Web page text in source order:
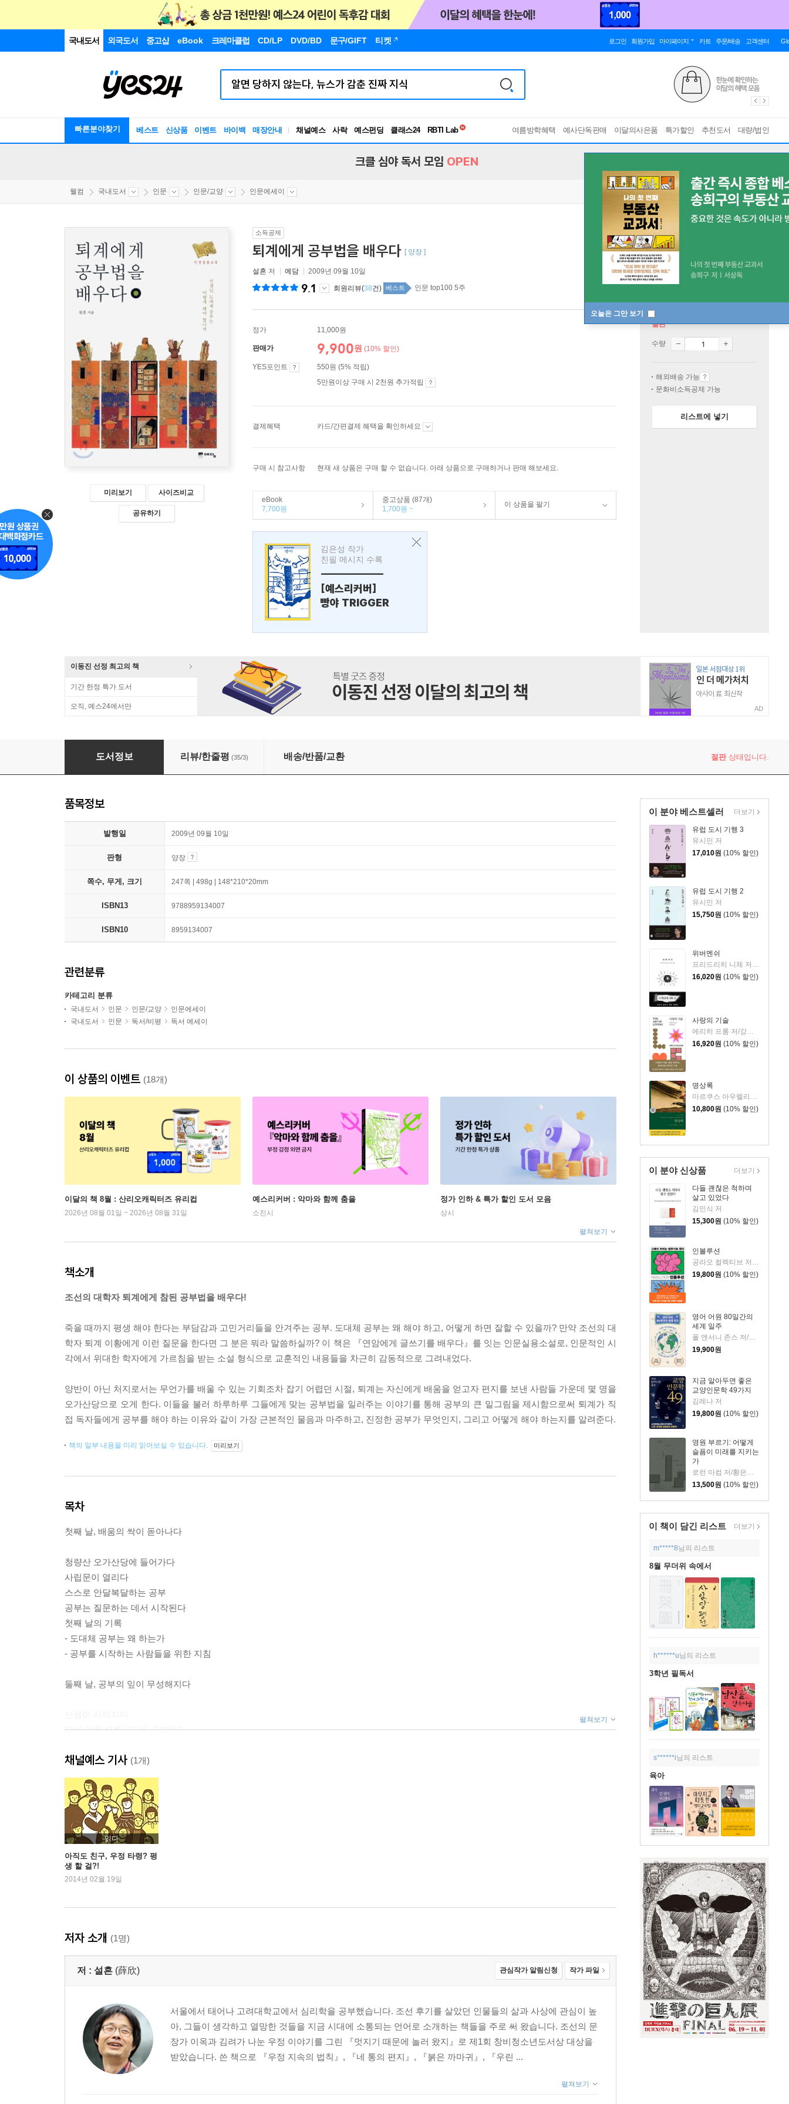
국내도서 외국도서 중고샵 eBook 크레마클럽 CD/LP DVD/BD 문구/GIFT 티켓 로그인 회원가입 마이페이지 카트 주문/배송 고객센터
빠른분야찾기 베스트 신상품 이벤트 바이백 매장안내 채널예스 사락 예스펀딩 클래스24
RBTI Lab
독서유형검사
여름방학혜택 예사단독판매 이달의사은품 특가할인 추천도서 대량/법인
오늘은 그만 보기
크클 심야 독서 모임 OPEN
웰컴 국내도서 인문 인문/교양 인문에세이
미리보기 사이즈비교
공유하기
소득공제
퇴계에게 공부법을 배우다 [ 양장 ]
설흔 저 예담 2009년 09월 10일
9.1 회원리뷰(38건) 베스트 인문 top100 5주
정가 11,000원
판매가 9,900원 (10% 할인)
YES포인트
550원 (5% 적립)
5만원이상 구매 시 2천원 추가적립
결제혜택 카드/간편결제 혜택을 확인하세요
구매 시 참고사항 현재 새 상품은 구매 할 수 없습니다. 아래 상품으로 구매하거나 판매 해보세요.
eBook
7,700원
중고상품 (87개)
1,700원 ~
이 상품을 팔기
김은성 작가
친필 메시지 수록
---------------
[예스리커버]
빵야 TRIGGER
절판
수량
해외배송 가능
문화비소득공제 가능
리스트에 넣기
이동진 선정 최고의 책
기간 한정 특가 도서
오직, 예스24에서만 AD
퇴계에게 공부법을 배우다
도서정보 리뷰/한줄평 (35/3) 배송/반품/교환 절판상태입니다.
이 분야 베스트셀러
유럽 도시 기행 3
유시민 저
17,010원 (10% 할인)
유럽 도시 기행 2
유시민 저
15,750원 (10% 할인)
위버멘쉬
프리드리히 니체 저/어나니머스 역
16,020원 (10% 할인)
사랑의 기술
에리히 프롬 저/강주헌 역
16,920원 (10% 할인)
명상록
마르쿠스 아우렐리우스 저/박문재 역
10,800원 (10% 할인)
더보기
이 분야 신상품
다들 괜찮은 척하며
살고 있었다
김민식 저
15,300원 (10% 할인)
인볼루션
19,800원 (10% 할인)
영어 어원 80일간의
세계 일주
폴 앤서니 존스 저/고정아 역
19,900원
지금 알아두면 좋은
교양인문학 49가지
김레나 저
19,800원 (10% 할인)
영원 부르기: 어떻게
슬픔이 미래를 지키는
가
13,500원 (10% 할인)
더보기
이 책이 담긴 리스트 더보기
m*****8님의 리스트
8월 무더위 속에서
h******u님의 리스트
3학년 필독서
s******i님의 리스트
육아
품목정보
발행일 2009년 09월 10일
판형 양장
쪽수, 무게, 크기 247쪽 | 498g | 148*210*20mm
ISBN13 9788959134007
ISBN10 8959134007
관련분류
카테고리 분류
국내도서 인문 인문/교양
인문에세이
국내도서
인문 독서/비평 독서 에세이
이 상품의 이벤트 (18개)
이달의 책 8월 : 산리오캐릭터즈 유리컵
2026년 08월 01일 ~ 2026년 08월 31일
예스리커버 : 악마와 함께 춤을
소진시
정가 인하 & 특가 할인 도서 모음
상시
펼쳐보기
책소개
조선의 대학자 퇴계에게 참된 공부법을 배우다!
죽을 때까지 평생 해야 한다는 부담감과 고민거리들을 안겨주는 공부. 도대체 공부는 왜 해야 하고, 어떻게 하면 잘할 수 있을까? 만약 조선의 대
학자 퇴계 이황에게 이런 질문을 한다면 그 분은 뭐라 말씀하실까? 이 책은 『연암에게 글쓰기를 배우다』를 잇는 인문실용소설로, 인문적인 시
각에서 위대한 학자에게 가르침을 받는 소설 형식으로 교훈적인 내용들을 차근히 감동적으로 그려내었다.
양반이 아닌 처지로서는 무언가를 배울 수 있는 기회조차 잡기 어렵던 시절, 퇴계는 자신에게 배움을 얻고자 편지를 보낸 사람들 가운데 몇 명을
오가산당으로 오게 한다. 이들을 불러 하루하루 그들에게 맞는 공부법을 일러주는 이야기를 통해 공부의 큰 밑그림을 제시함으로써 퇴계가 직
접 독자들에게 공부를 해야 하는 이유와 같이 가장 근본적인 물음과 마주하고, 진정한 공부가 무엇인지, 그리고 어떻게 해야 하는지를 알려준다.
책의 일부 내용을 미리 읽어보실 수 있습니다. 미리보기
목차
첫째 날, 배움의 싹이 돋아나다
청량산 오가산당에 들어가다
사립문이 열리다
스스로 안달복달하는 공부
공부는 질문하는 데서 시작된다
첫째 날의 기록
- 도대체 공부는 왜 하는가
- 공부를 시작하는 사람들을 위한 지침
둘째 날, 공부의 잎이 무성해지다
닭이 알을 부화시키듯 공부하라
나를 위한 공부
공부를 잘 한다는 것
둘째 날의 기록
- 공부하다 벽에 부딪힌 이들을 위한 지침
- 공부한 사람의 마음가짐은 어떠해야 하는가
셋째 날, 열매로 주위를 이롭게 하다
선생, 마을로 가다
- 일상에서 간단없이 이루어지는 공부
넷째 날, 씨앗이 되어 돌아가다
마지막 방문자를 만나다
새로운 이름을 받다
넷째 날의 기록
- 공부의 핵심은 무엇인가
펼쳐보기
채널예스 기사 (1개)
읽다
아직도 친구, 우정 타령? 평
생 할 걸?!
2014년 02월 19일
저자 소개 (1명)
저 : 설흔 (薛欣) 관심작가 알림신청 작가 파일
서울에서 태어나 고려대학교에서 심리학을 공부했습니다. 조선 후기를 살았던 인물들의 삶과 사상에 관심이 높
아, 그들이 생각하고 열망한 것들을 지금 시대에 소통되는 언어로 소개하는 책들을 주로 써 왔습니다. 조선의 문
장가 이옥과 김려가 나눈 우정 이야기를 그린 『멋지기 때문에 놀러 왔지』로 제1회 창비청소년도서상 대상을
받았습니다. 쓴 책으로 『우정 지속의 법칙』, 『네 통의 편지』, 『붉은 까마귀』, 『우린 ...
펼쳐보기